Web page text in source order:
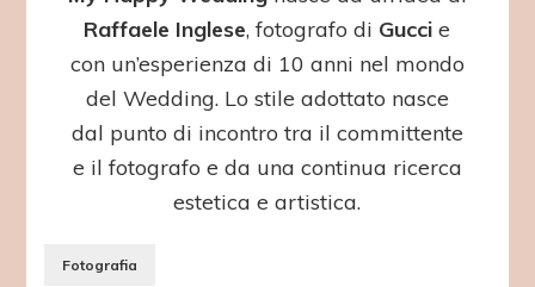
Raffaele Inglese, fotografo di Gucci e
con un’esperienza di 10 anni nel mondo
del Wedding. Lo stile adottato nasce
dal punto di incontro tra il committente
e il fotografo e da una continua ricerca
estetica e artistica.
Fotografia